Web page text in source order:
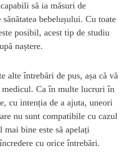
să ia măsuri de
bebelușului. Cu toate
posibil, acest tip de studiu
naștere.
alte întrebări de pus, așa că vă
medicul. Ca în multe lucruri în
cu intenția de a ajuta, uneori
nu sunt compatibile cu cazul
bine este să apelați
cu orice întrebări.